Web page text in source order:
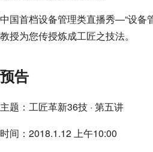
中国首档设备管理类直播秀—“设备
教授为您传授炼成工匠之技法。
预告
主题：工匠革新36技 · 第五讲
时间：2018.1.12 上午10:00